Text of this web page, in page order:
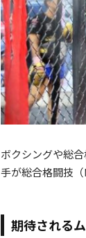
ボクシングや総
手が総合格闘技
期待される